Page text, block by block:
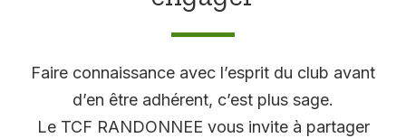
Faire connaissance avec l’esprit du club avant
d’en être adhérent, c’est plus sage.
Le TCF RANDONNEE vous invite à partager